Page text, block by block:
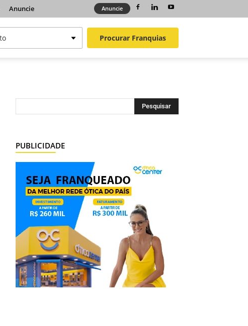
Anuncie Anuncie
Procurar Franquias
PUBLICIDADE